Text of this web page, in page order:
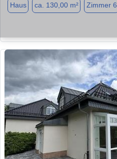
Haus ca. 130,00 m² Zimmer 6